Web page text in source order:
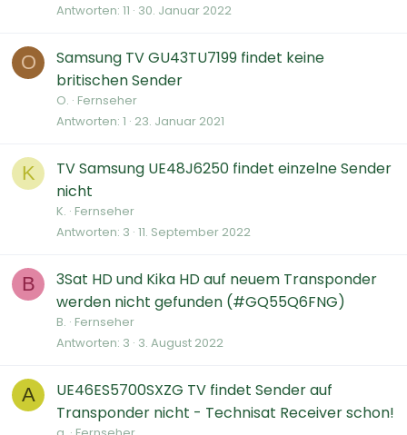
Antworten 11 30. Januar 2022
O
Samsung TV GU43TU7199 findet keine
britischen Sender
O. Fernseher
Antworten 1 23. Januar 2021
K
TV Samsung UE48J6250 findet einzelne Sender
nicht
K. Fernseher
Antworten 3 11. September 2022
B
3Sat HD und Kika HD auf neuem Transponder
werden nicht gefunden (#GQ55Q6FNG)
B. Fernseher
Antworten 3 3. August 2022
A
UE46ES5700SXZG TV findet Sender auf
Transponder nicht - Technisat Receiver schon!